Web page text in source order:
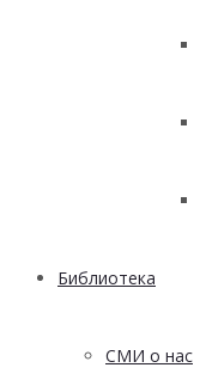
Библиотека
СМИ о нас